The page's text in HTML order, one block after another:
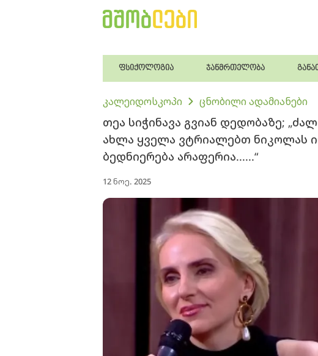
ფსიქოლოგია ჯანმრთელობა
კალეიდოსკოპი ცნობილი ადამიანები
თეა სიჭინავა გვიან დედობაზე;
ახლა ყველა ვტრიალებთ ნიკოლას
ბედნიერება არაფერია......“
12 ნოე. 2025